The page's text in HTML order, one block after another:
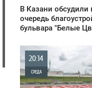
В Казани обсудили
очередь
бульвара "Белые
20:14
СРЕДА